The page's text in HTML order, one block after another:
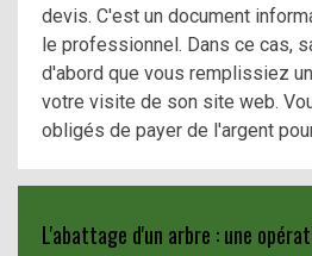
devis. C'est un document
le professionnel. Dans ce cas,
d'abord que vous remplissiez
votre visite de son site web.
obligés de payer de l'argent
L'abattage d'un arbre : une